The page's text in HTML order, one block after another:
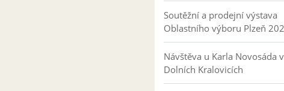
Soutěžní a prodejní výstava
Oblastního výboru Plzeň
Návštěva u Karla Novosáda v
Dolních Kralovicích